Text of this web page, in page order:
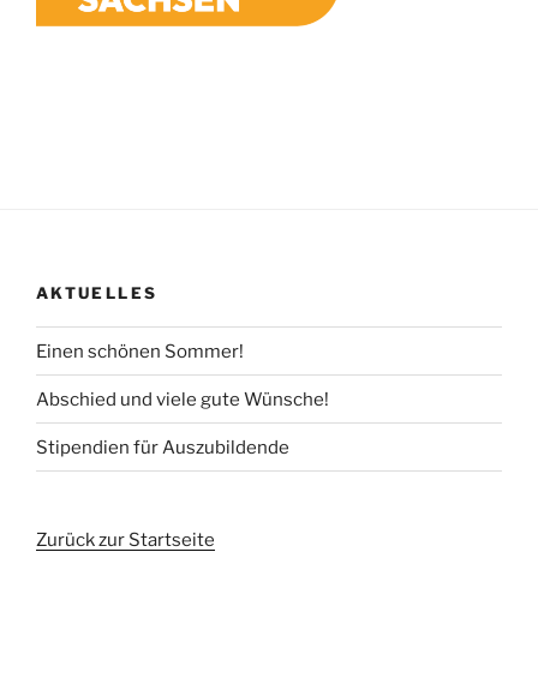
AKTUELLES
Einen schönen Sommer!
Abschied und viele gute Wünsche!
Stipendien für Auszubildende
Zurück zur Startseite